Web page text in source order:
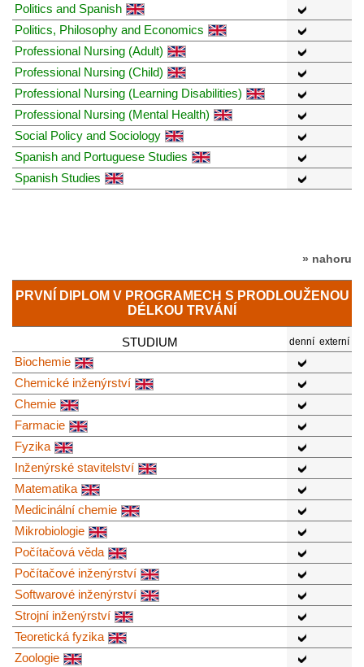
Politics and Spanish
Politics, Philosophy and Economics
Professional Nursing (Adult)
Professional Nursing (Child)
Professional Nursing (Learning Disabilities)
Professional Nursing (Mental Health)
Social Policy and Sociology
Spanish and Portuguese Studies
Spanish Studies
» nahoru
PRVNÍ DIPLOM V PROGRAMECH S PRODLOUŽENOU
DÉLKOU TRVÁNÍ
STUDIUM denní externí
Biochemie
Chemické inženýrství
Chemie
Farmacie
Fyzika
Inženýrské stavitelství
Matematika
Medicinální chemie
Mikrobiologie
Počítačová věda
Počítačové inženýrství
Softwarové inženýrství
Strojní inženýrství
Teoretická fyzika
Zoologie